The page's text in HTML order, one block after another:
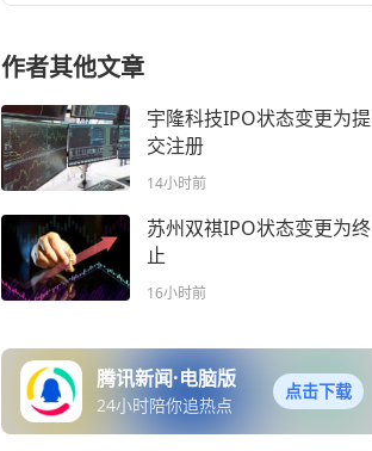
作者其他文章
宇隆科技IPO状态变更为提
交注册
14小时前
苏州双祺IPO状态变更为终
止
16小时前
腾讯新闻·电脑版
24小时陪你追热点
点击下载